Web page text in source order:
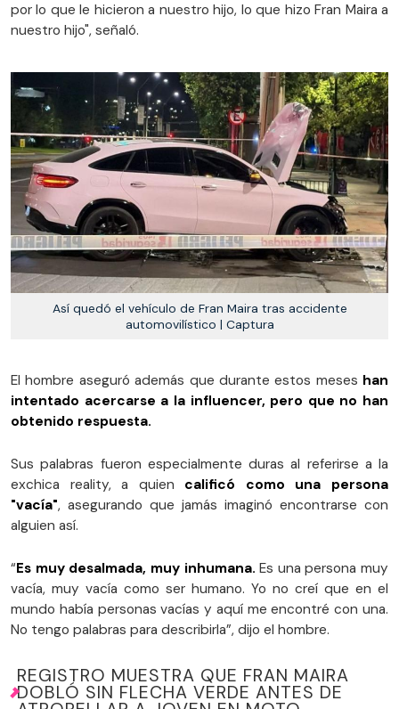
por lo que le hicieron a nuestro hijo, lo que hizo Fran Maira a
nuestro hijo", señaló.
Así quedó el vehículo de Fran Maira tras accidente
automovilístico | Captura
El hombre aseguró además que durante estos meses han
intentado acercarse a la influencer, pero que no han
obtenido respuesta.
Sus palabras fueron especialmente duras al referirse a la
exchica reality, a quien calificó como una persona
"vacía", asegurando que jamás imaginó encontrarse con
alguien así.
“Es muy desalmada, muy inhumana.Es una persona muy
vacía, muy vacía como ser humano. Yo no creí que en el
mundo había personas vacías y aquí me encontré con una.
No tengo palabras para describirla”, dijo el hombre.
REGISTRO MUESTRA QUE FRAN MAIRA
DOBLÓ SIN FLECHA VERDE ANTES DE